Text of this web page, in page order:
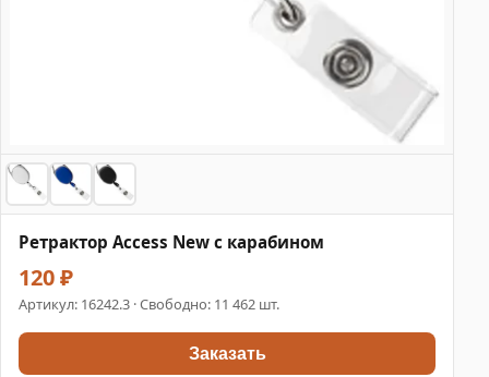
Ретрактор Access New с карабином
120 ₽
Артикул: 16242.3 · Свободно: 11 462 шт.
Заказать